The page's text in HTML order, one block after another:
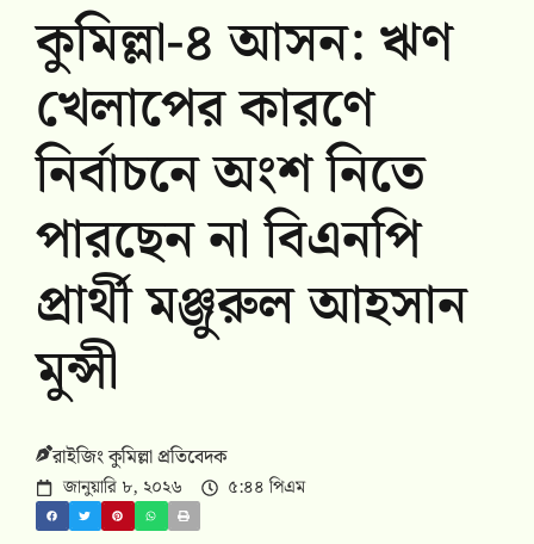
কুমিল্লা-৪ আসন: ঋণ
খেলাপের কারণে
নির্বাচনে অংশ নিতে
পারছেন না বিএনপি
প্রার্থী মঞ্জুরুল আহসান
মুন্সী
রাইজিং কুমিল্লা প্রতিবেদক
জানুয়ারি ৮, ২০২৬ ৫:৪৪ পিএম